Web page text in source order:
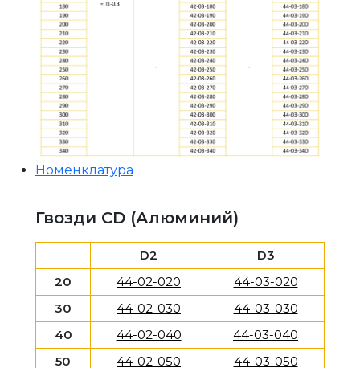
Номенклатура
Гвозди CD (Алюминий)
D2
D3
20
44-02-020
44-03-020
30
44-02-030
44-03-030
40
44-02-040
44-03-040
50
44-02-050
44-03-050